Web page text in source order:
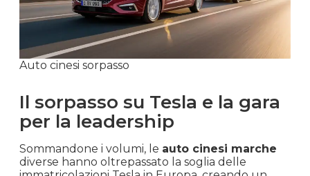
Auto cinesi sorpasso
Il sorpasso su Tesla e la gara
per la leadership
Sommandone i volumi, le auto cinesi marche
diverse hanno oltrepassato la soglia delle